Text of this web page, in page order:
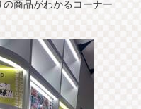
商品がわかるコーナー